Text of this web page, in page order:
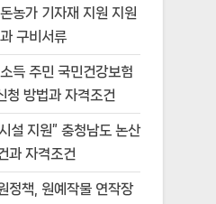
농가 기자재 지원 지원
구비서류
득 주민 국민건강보험
청 방법과 자격조건
설 지원” 충청남도 논산
과 자격조건
정책, 원예작물 연작장